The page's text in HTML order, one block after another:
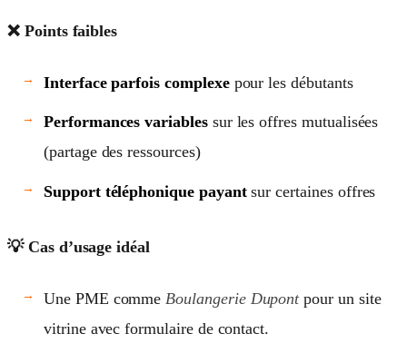
❌ Points faibles
Interface parfois complexepour les débutants
Performances variablessur les offres mutualisées
(partage des ressources)
Support téléphonique payantsur certaines offres
💡 Cas d’usage idéal
Une PME comme Boulangerie Dupontpour un site
vitrine avec formulaire de contact.